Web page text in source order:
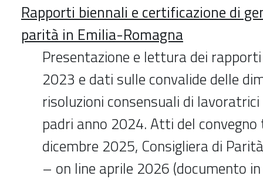
Appuntamenti
Prenotazione spazi
Rapporti biennali e certificazione di
parità in Emilia-Romagna
Presentazione e lettura dei
2023 e dati sulle convalide delle
risoluzioni consensuali di
padri anno 2024. Atti del
dicembre 2025, Consigliera di
– on line aprile 2026 (documento